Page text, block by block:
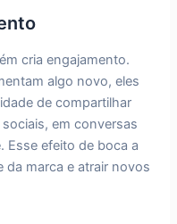
cria engajamento.
algo novo, eles
de compartilhar
em conversas
Esse efeito de boca a
da marca e atrair novos